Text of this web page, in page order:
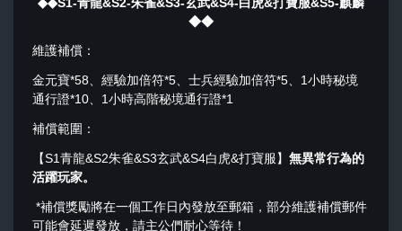
◆◆
維護補償：
金元寶*58、經驗加倍符*5、士兵經驗加倍符*5、1小時秘境
通行證*10、1小時高階秘境通行證*1
補償範圍：
【S1青龍&S2朱雀&S3玄武&S4白虎&打寶服】 無異常行為的
活躍玩家。
*補償獎勵將在一個工作日內發放至郵箱，部分維護補償郵件
可能會延遲發放，請主公們耐心等待！